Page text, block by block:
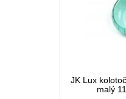
JK Lux
malý